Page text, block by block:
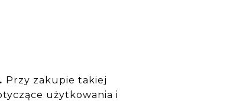
Przy zakupie takiej
użytkowania i